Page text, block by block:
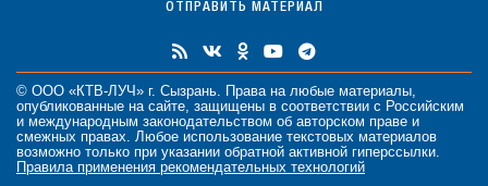
ОТПРАВИТЬ МАТЕРИАЛ
© ООО «КТВ-ЛУЧ» г. Сызрань. Права на любые материалы
опубликованные на сайте, защищены в соответствии с Российским
и международным законодательством об авторском праве и
смежных правах. Любое использование текстовых материалов
возможно только при указании обратной активной гиперссылки.
Правила применения рекомендательных технологий